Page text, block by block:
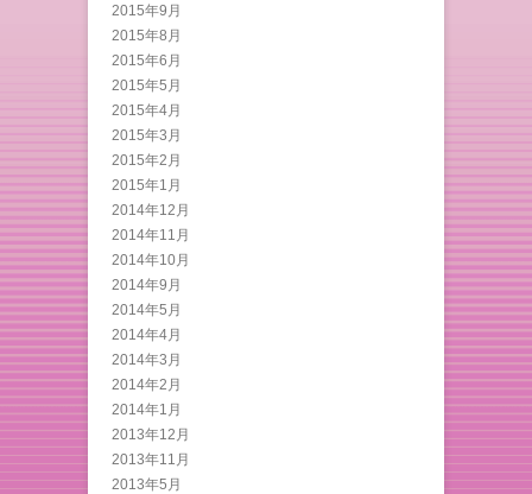
2015年9月
2015年8月
2015年6月
2015年5月
2015年4月
2015年3月
2015年2月
2015年1月
2014年12月
2014年11月
2014年10月
2014年9月
2014年5月
2014年4月
2014年3月
2014年2月
2014年1月
2013年12月
2013年11月
2013年5月